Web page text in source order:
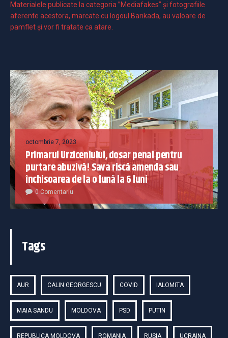
Materialele publicate la categoria ”Mediafakes” și fotografiile
aferente acestora, marcate cu logoul Barikada, au valoare de
pamflet și vor fi tratate ca atare.
octombrie 7, 2023
Primarul Urziceniului, dosar penal pentru
purtare abuzivă! Sava riscă amenda sau
închisoarea de la o lună la 6 luni
0 Comentariu
Tags
AUR CALIN GEORGESCU COVID IALOMITA
MAIA SANDU MOLDOVA PSD PUTIN
REPUBLICA MOLDOVA ROMANIA RUSIA UCRAINA